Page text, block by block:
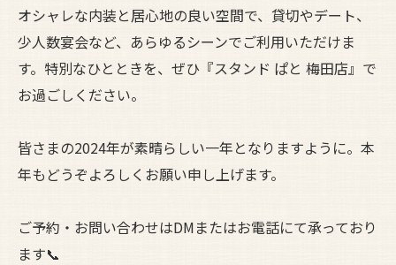
オシャレな内装と居心地の良い空間で、貸切やデート、
少人数宴会など、あらゆるシーンでご利用いただけま
す。特別なひとときを、ぜひ『スタンド ぱと 梅田店』で
お過ごしください。
皆さまの2024年が素晴らしい一年となりますように。本
年もどうぞよろしくお願い申し上げます。
ご予約・お問い合わせはDMまたはお電話にて承っており
ます📞